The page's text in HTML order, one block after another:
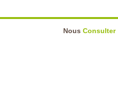
Nous Consulter